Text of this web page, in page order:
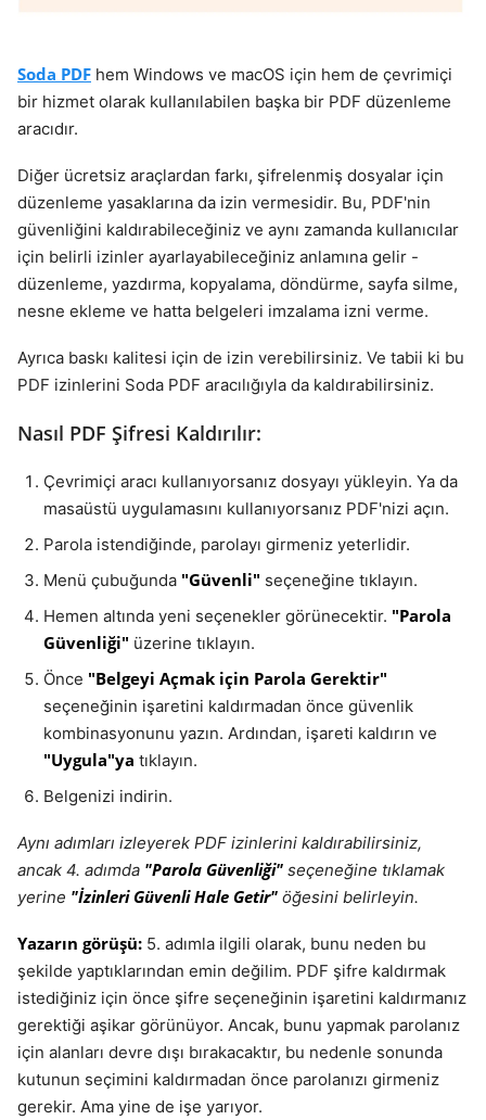
Soda PDF hem Windows ve macOS için hem de çevrimiçi
bir hizmet olarak kullanılabilen başka bir PDF düzenleme
aracıdır.
Diğer ücretsiz araçlardan farkı, şifrelenmiş dosyalar için
düzenleme yasaklarına da izin vermesidir. Bu, PDF'nin
güvenliğini kaldırabileceğiniz ve aynı zamanda kullanıcılar
için belirli izinler ayarlayabileceğiniz anlamına gelir -
düzenleme, yazdırma, kopyalama, döndürme, sayfa silme,
nesne ekleme ve hatta belgeleri imzalama izni verme.
Ayrıca baskı kalitesi için de izin verebilirsiniz. Ve tabii ki bu
PDF izinlerini Soda PDF aracılığıyla da kaldırabilirsiniz.
Nasıl PDF Şifresi Kaldırılır:
Çevrimiçi aracı kullanıyorsanız dosyayı yükleyin. Ya da
masaüstü uygulamasını kullanıyorsanız PDF'nizi açın.
Parola istendiğinde, parolayı girmeniz yeterlidir.
Menü çubuğunda "Güvenli" seçeneğine tıklayın.
Hemen altında yeni seçenekler görünecektir. "Parola
Güvenliği" üzerine tıklayın.
Önce "Belgeyi Açmak için Parola Gerektir"
seçeneğinin işaretini kaldırmadan önce güvenlik
kombinasyonunu yazın. Ardından, işareti kaldırın ve
"Uygula"ya tıklayın.
Belgenizi indirin.
Aynı adımları izleyerek PDF izinlerini kaldırabilirsiniz,
ancak 4. adımda "Parola Güvenliği" seçeneğine tıklamak
yerine "İzinleri Güvenli Hale Getir" öğesini belirleyin.
Yazarın görüşü: 5. adımla ilgili olarak, bunu neden bu
şekilde yaptıklarından emin değilim. PDF şifre kaldırmak
istediğiniz için önce şifre seçeneğinin işaretini kaldırmanız
gerektiği aşikar görünüyor. Ancak, bunu yapmak parolanız
için alanları devre dışı bırakacaktır, bu nedenle sonunda
kutunun seçimini kaldırmadan önce parolanızı girmeniz
gerekir. Ama yine de işe yarıyor.